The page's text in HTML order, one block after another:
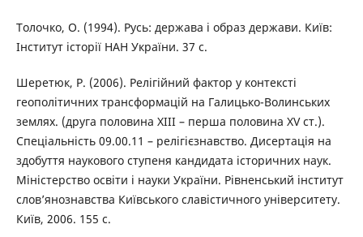
Толочко, О. (1994). Русь: держава і образ держави. Київ:
Інститут історії НАН України. 37 с.
Шеретюк, Р. (2006). Релігійний фактор у контексті
геополітичних трансформацій на Галицько-Волинських
землях. (друга половина XIII – перша половина XV ст.).
Спеціальність 09.00.11 – релігієзнавство. Дисертація на
здобуття наукового ступеня кандидата історичних наук.
Міністерство освіти і науки України. Рівненський інститут
слов’янознавства Київського славістичного університету.
Київ, 2006. 155 c.